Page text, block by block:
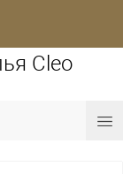
Cleo